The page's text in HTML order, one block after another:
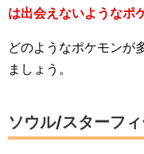
は出会えないようなポ
どのようなポケモンが
ましょう。
ソウル/スターフ